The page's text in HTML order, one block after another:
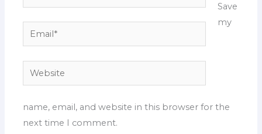
Email*
Website
Save
my
name, email, and website in this browser for the
next time I comment.